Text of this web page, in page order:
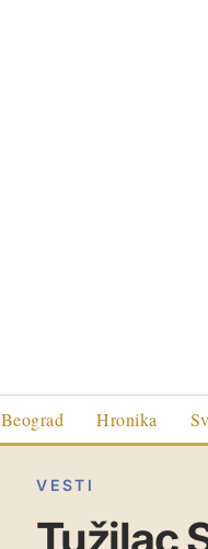
Beograd Hronika
VESTI